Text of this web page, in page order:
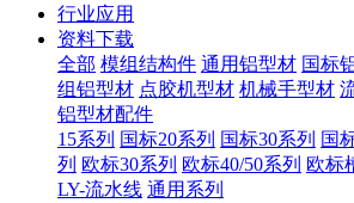
行业应用
资料下载
全部 模组结构件 通用铝型材 国标
组铝型材 点胶机型材 机械手型材
铝型材配件
15系列 国标20系列 国标30系列 国
列 欧标30系列 欧标40/50系列 欧标
LY-流水线 通用系列